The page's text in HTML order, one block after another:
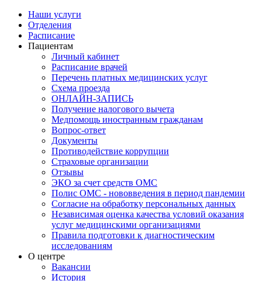
Наши услуги
Отделения
Расписание
Пациентам
Личный кабинет
Расписание врачей
Перечень платных медицинских услуг
Схема проезда
ОНЛАЙН-ЗАПИСЬ
Получение налогового вычета
Медпомощь иностранным гражданам
Вопрос-ответ
Документы
Противодействие коррупции
Страховые организации
Отзывы
ЭКО за счет средств ОМС
Полис ОМС - нововведения в период пандемии
Согласие на обработку персональных данных
Независимая оценка качества условий оказания
услуг медицинскими организациями
Правила подготовки к диагностическим
исследованиям
О центре
Вакансии
История